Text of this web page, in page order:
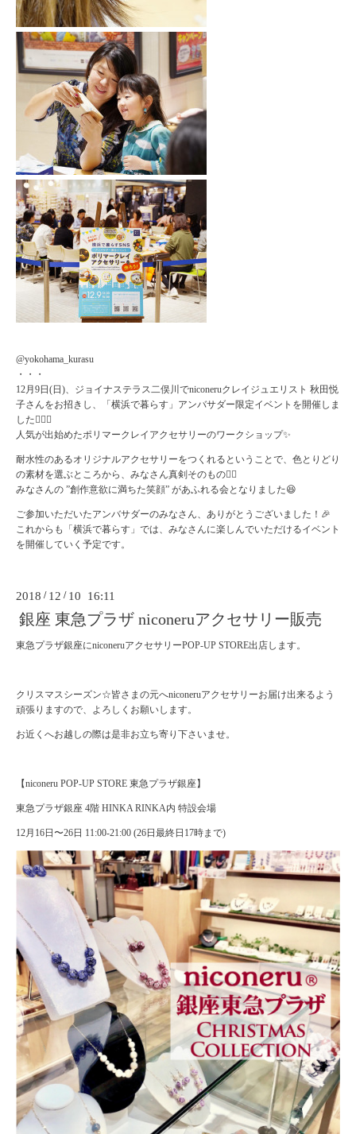
@yokohama_kurasu
・・・
12月9日(日)、ジョイナステラス二俣川でniconeruクレイジュエリスト 秋田悦
子さんをお招きし、「横浜で暮らす」アンバサダー限定イベントを開催しま
した🙋‍♀️✨
人気が出始めたポリマークレイアクセサリーのワークショップ✨
耐水性のあるオリジナルアクセサリーをつくれるということで、色とりどり
の素材を選ぶところから、みなさん真剣そのもの🤹‍♀️
みなさんの ”創作意欲に満ちた笑顔” があふれる会となりました😆
ご参加いただいたアンバサダーのみなさん、ありがとうございました！🎉
これからも「横浜で暮らす」では、みなさんに楽しんでいただけるイベント
を開催していく予定です。
2018 / 12 / 10 16:11
銀座 東急プラザ niconeruアクセサリー販売
東急プラザ銀座にniconeruアクセサリーPOP-UP STORE出店します。
クリスマスシーズン☆皆さまの元へniconeruアクセサリーお届け出来るよう
頑張りますので、よろしくお願いします。
お近くへお越しの際は是非お立ち寄り下さいませ。
【niconeru POP-UP STORE 東急プラザ銀座】
東急プラザ銀座 4階 HINKA RINKA内 特設会場
12月16日〜26日 11:00-21:00 (26日最終日17時まで)